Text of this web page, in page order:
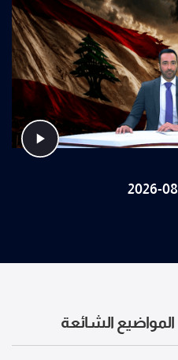
المواضيع الشائعة